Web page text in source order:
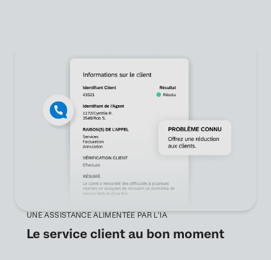
UNE ASSISTANCE ALIMENTÉE PAR L'IA
Le service client au bon moment